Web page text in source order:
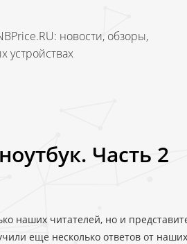
новости, обзоры,
устройствах
Часть 2
наших читателей, но и
еще несколько ответов от